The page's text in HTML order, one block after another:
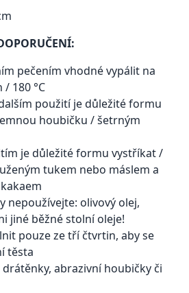
pečením vhodné vypálit na
180 °C
použití je důležité formu
houbičku / šetrným
je důležité formu vystříkat /
tukem nebo máslem a
nepoužívejte: olivový olej,
jiné běžné stolní oleje!
pouze ze tří čtvrtin, aby se
těsta
abrazivní houbičky či